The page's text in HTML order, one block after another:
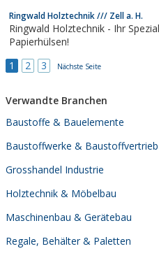
Ringwald Holztechnik /// Zell a. H.
Ringwald Holztechnik - Ihr Spezialist für
Papierhülsen!
1
2 3 Nächste Seite
Verwandte Branchen
Baustoffe & Bauelemente
Baustoffwerke & Baustoffvertrieb
Grosshandel Industrie
Holztechnik & Möbelbau
Maschinenbau & Gerätebau
Regale, Behälter & Paletten